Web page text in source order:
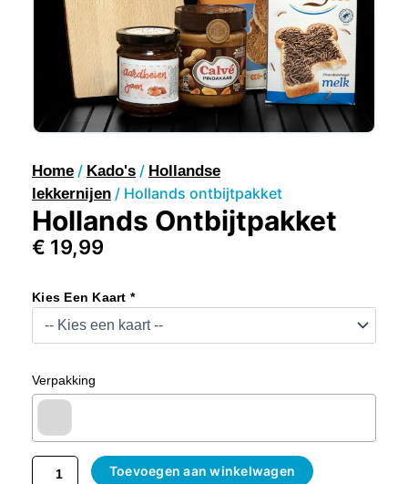
Home / Kado's / Hollandse
lekkernijen / Hollands ontbijtpakket
Hollands Ontbijtpakket
€ 19,99
Kies Een Kaart *
Verpakking
Ontbijtpakket
Aantal
Toevoegen aan winkelwagen